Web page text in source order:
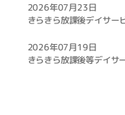
2026年07月23日
きらきら放課後デイサー
2026年07月19日
きらきら放課後等デイサ